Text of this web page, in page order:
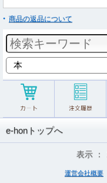
商品の返品について
e-honトップへ
表示 ：
運営会社概要